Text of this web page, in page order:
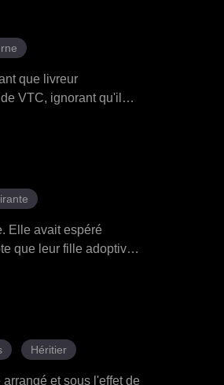
que livreur
VTC, ignorant qu'il
la vie autrefois. Un
homme d'affaires qui
la page…
Elle avait espéré
que leur fille adoptive,
retour à la maison,
tous les liens avec sa
Héritier
et sous l'effet de